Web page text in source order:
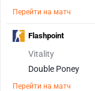
Перейти на матч
Vitality
Double Poney
Перейти на матч
Flashpoint